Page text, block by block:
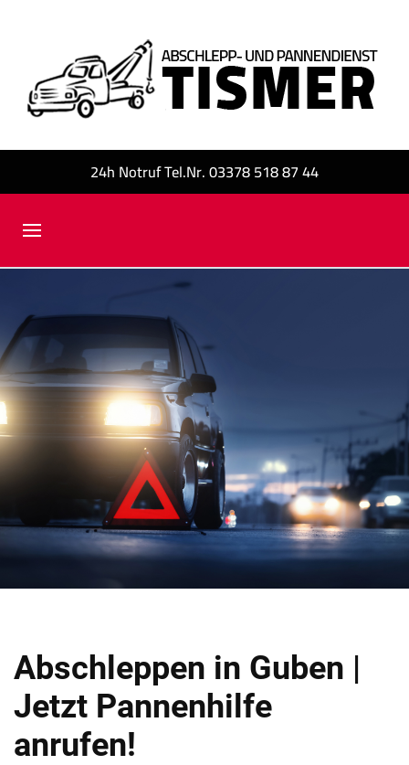
24h Notruf Tel.Nr. 03378 518 87 44
Abschleppen in Guben |
Jetzt Pannenhilfe
anrufen!